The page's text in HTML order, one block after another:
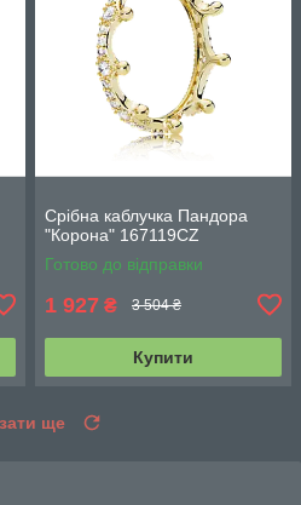
Срібна каблучка Пандора
"Корона" 167119CZ
Готово до відправки
1 927 ₴ 3 504 ₴
Купити
ще